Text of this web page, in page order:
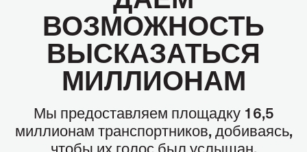
ВОЗМОЖНОСТЬ
ВЫСКАЗАТЬСЯ
МИЛЛИОНАМ
Мы предоставляем площадку 16,5
миллионам транспортников, добиваясь,
чтобы их голос был услышан.